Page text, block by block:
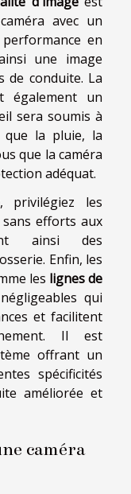
avec un
en
une image
de conduite. La
un
sera soumis à
que la pluie, la
que la caméra
adéquat.
, privilégiez les
efforts aux
ainsi des
Enfin, les
les lignes de
qui
et facilitent
Il est
offrant un
spécificités
améliorée et
caméra